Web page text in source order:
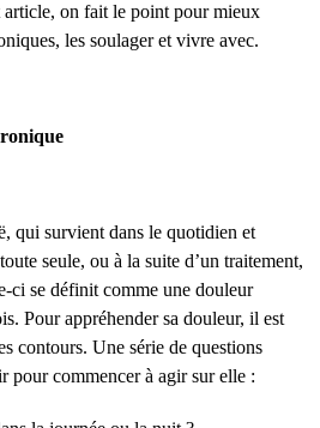
article, on fait le point pour mieux
les soulager et vivre avec.
qui survient dans le quotidien et
seule, ou à la suite d’un traitement,
ci se définit comme une douleur
Pour appréhender sa douleur, il est
contours. Une série de questions
pour commencer à agir sur elle :